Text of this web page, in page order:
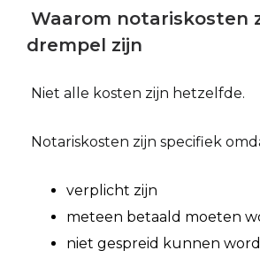
Waarom notariskosten
drempel zijn
Niet alle kosten zijn hetzelfde.
Notariskosten zijn specifiek
verplicht zijn
meteen betaald moeten
niet gespreid kunnen